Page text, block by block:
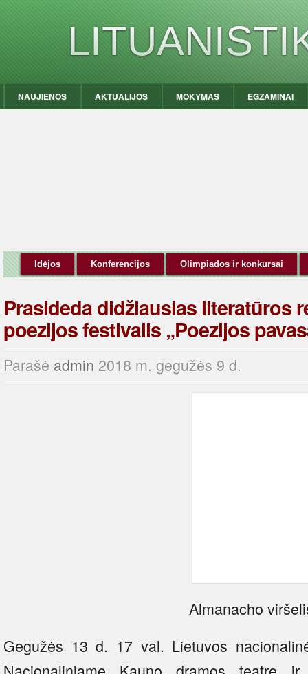
NAUJIENOS AKTUALIJOS MOKYMAS EGZAMINAI
Idėjos Konferencijos Olimpiados ir konkursai
Prasideda didžiausias literatūros
poezijos festivalis „Poezijos
Parašė admin 2018 m. gegužės 9 d.
Almanacho
Gegužės 13 d. 17 val. Lietuvos